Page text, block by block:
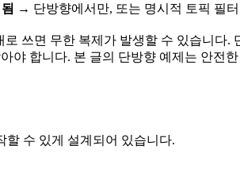
→ 단방향에서만, 또는 명시적 토픽 필
쓰면 무한 복제가 발생할 수 있습니다.
야 합니다. 본 글의 단방향 예제는 안전
수 있게 설계되어 있습니다.